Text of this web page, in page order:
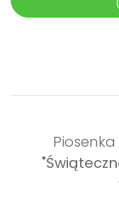
Archiwalne
Promocje